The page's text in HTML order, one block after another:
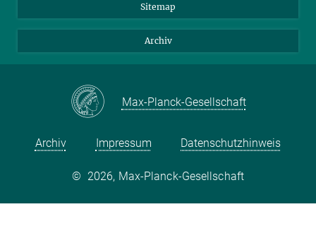
Sitemap
Archiv
Max-Planck-Gesellschaft
Archiv Impressum Datenschutzhinweis
© 2026, Max-Planck-Gesellschaft